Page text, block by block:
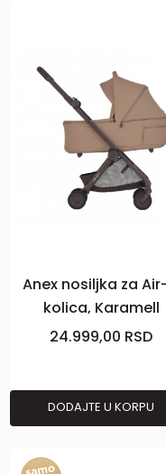
Anex nosiljka za
kolica, Karamell
24.999,00 RSD
DODAJTE U KORPU